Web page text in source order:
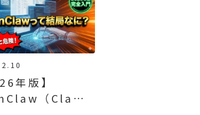
年版】
（Clawd